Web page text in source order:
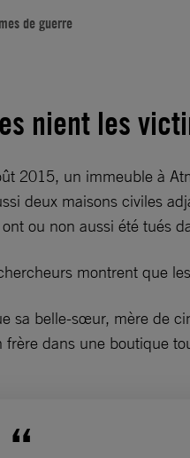
de guerre
nient les
2015, un immeuble à
deux maisons civiles
ou non aussi été tués
montrent que
sa belle-sœur, mère de
dans une boutique